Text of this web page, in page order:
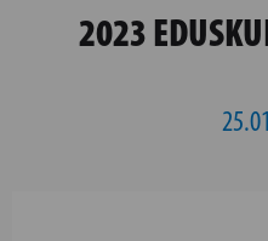
2023